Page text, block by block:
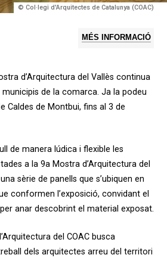
© Col·legi d'Arquitectes de Catalunya (COAC)
MÉS INFORMACIÓ
d’Arquitectura del Vallès continua
municipis de la comarca. Ja la podeu
Caldes de Montbui, fins al 3 de
de manera lúdica i flexible les
a la 9a Mostra d’Arquitectura del
sèrie de panells que s’ubiquen en
conformen l’exposició, convidant el
anar descobrint el material exposat.
del COAC busca
dels arquitectes arreu del territori